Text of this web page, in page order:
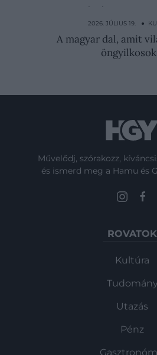
Ketrecbe zárták, majd a
a
2026. JÚLIUS 19. ●
A magyar dal, amit
Művelődj, szórakozz,
és ismerd meg a Hamu és
ROVATOK
Kultúra
Tudomány
Utazás
Pénz